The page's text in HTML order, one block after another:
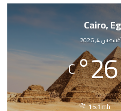
Cairo,
4, 2026
26
°
C
15.1mh